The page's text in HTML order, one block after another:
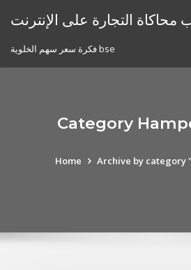
محاكاة التجارة على الإنترنت
فكرة سعر سهم الخلوية bse
Category
Home Archive by category